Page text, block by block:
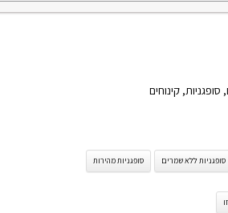
, סופגניות, קינוחים
סופגניות ללא שמרים סופגניות מהירות